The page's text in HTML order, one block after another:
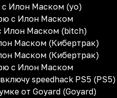
с Илон Маском (yo)
с Илон Маском
Илон Маском (bitch)
Маском (Кибертрак)
Маском (Кибертрак)
с Илон Маском
speedhack PS5 (PS5)
от Goyard (Goyard)